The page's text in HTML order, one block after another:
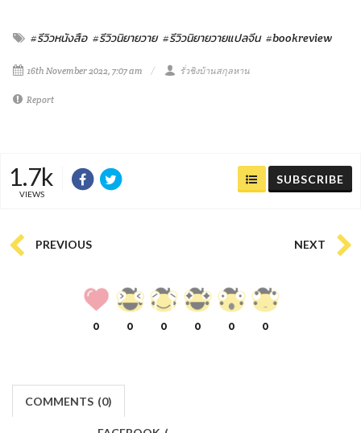
#รีวิวหนังสือ #รีวิวนิยายวาย #รีวิวนิยายวายแปลจีน #bookreview
16th November 2022, 7:07 am รั่วชิงบ้านสกุลหาน
Report
1.7k
VIEWS
SUBSCRIBE
PREVIOUS NEXT
0 0 0 0 0 0
COMMENTS (0)